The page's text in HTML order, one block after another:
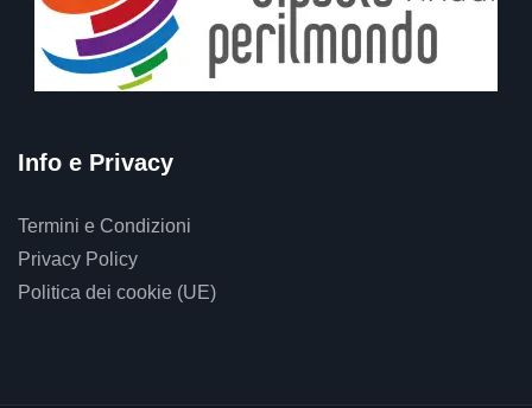
Info e Privacy
Termini e Condizioni
Privacy Policy
Politica dei cookie (UE)